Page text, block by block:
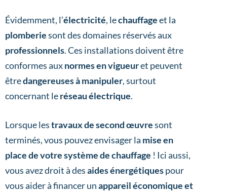
Évidemment, l’électricité, lechauffageet la
plomberiesont des domaines réservés aux
professionnels. Ces installations doivent être
conformes auxnormes en vigueuret peuvent
êtredangereuses à manipuler, surtout
concernant leréseau électrique.
Lorsque lestravaux de second œuvresont
terminés, vous pouvez envisager la mise en
place de votre système de chauffage ! Ici aussi,
vous avez droit à desaides énergétiquespour
vous aider à financer unappareil économique et